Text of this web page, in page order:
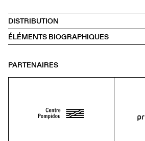
DISTRIBUTION
ÉLÉMENTS BIOGRAPHIQUES
PARTENAIRES